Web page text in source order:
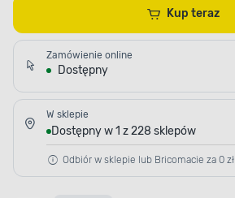
Kup teraz
Zamówienie online
Dostępny
W sklepie
Dostępny w 1 z 228 sklepów
Odbiór w sklepie lub Bricomacie za 0 zł